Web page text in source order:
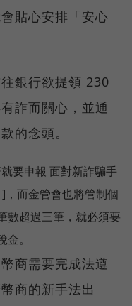
貼心安排「安心
銀行欲提領 230
詐而關心，並通
的念頭。
要申報 面對新詐騙手
而金管會也將管制個
數超過三筆，就必須要
。
商需要完成法遵
商的新手法出